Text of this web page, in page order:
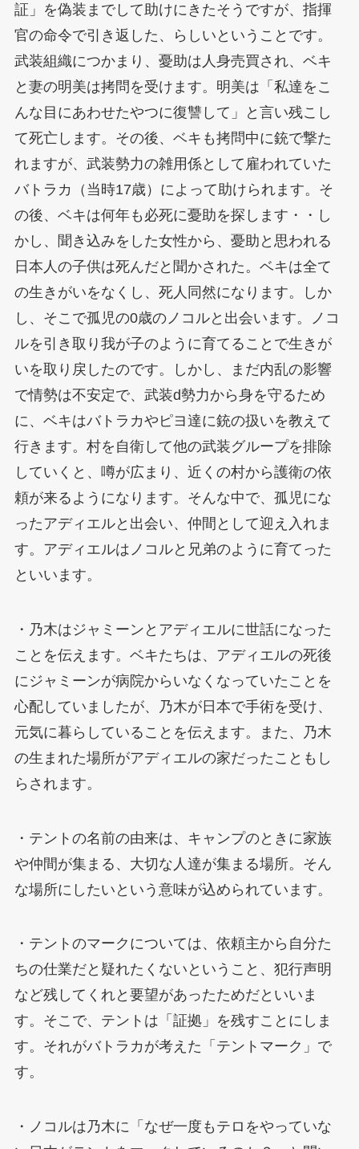
証」を偽装までして助けにきたそうですが、指揮
官の命令で引き返した、らしいということです。
武装組織につかまり、憂助は人身売買され、ベキ
と妻の明美は拷問を受けます。明美は「私達をこ
んな目にあわせたやつに復讐して」と言い残こし
て死亡します。その後、ベキも拷問中に銃で撃た
れますが、武装勢力の雑用係として雇われていた
バトラカ（当時17歳）によって助けられます。そ
の後、ベキは何年も必死に憂助を探します・・し
かし、聞き込みをした女性から、憂助と思われる
日本人の子供は死んだと聞かされた。ベキは全て
の生きがいをなくし、死人同然になります。しか
し、そこで孤児の0歳のノコルと出会います。ノコ
ルを引き取り我が子のように育てることで生きが
いを取り戻したのです。しかし、まだ内乱の影響
で情勢は不安定で、武装d勢力から身を守るため
に、ベキはバトラカやピヨ達に銃の扱いを教えて
行きます。村を自衛して他の武装グループを排除
していくと、噂が広まり、近くの村から護衛の依
頼が来るようになります。そんな中で、孤児にな
ったアディエルと出会い、仲間として迎え入れま
す。アディエルはノコルと兄弟のように育てった
といいます。
・乃木はジャミーンとアディエルに世話になった
ことを伝えます。ベキたちは、アディエルの死後
にジャミーンが病院からいなくなっていたことを
心配していましたが、乃木が日本で手術を受け、
元気に暮らしていることを伝えます。また、乃木
の生まれた場所がアディエルの家だったこともし
らされます。
・テントの名前の由来は、キャンプのときに家族
や仲間が集まる、大切な人達が集まる場所。そん
な場所にしたいという意味が込められています。
・テントのマークについては、依頼主から自分た
ちの仕業だと疑れたくないということ、犯行声明
など残してくれと要望があったためだといいま
す。そこで、テントは「証拠」を残すことにしま
す。それがバトラカが考えた「テントマーク」で
す。
・ノコルは乃木に「なぜ一度もテロをやっていな